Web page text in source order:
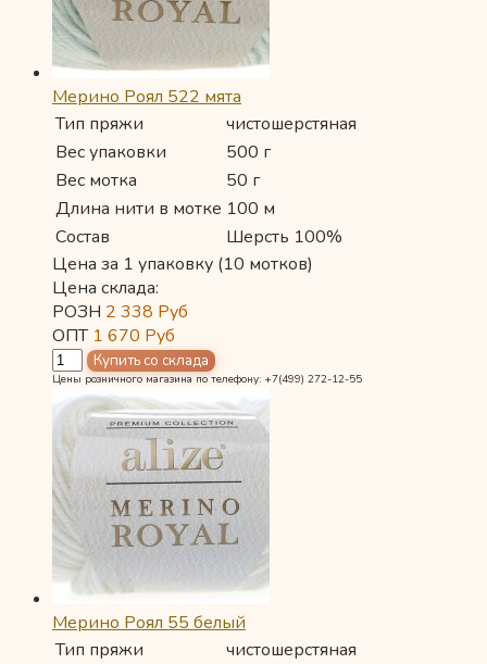
Мерино Роял 522 мята
Тип пряжи
чистошерстяная
Вес упаковки
500 г
Вес мотка
50 г
Длина нити в мотке 100 м
Состав
Шерсть 100%
Цена за 1 упаковку (10 мотков)
Цена склада:
РОЗН 2 338 Руб
ОПТ 1 670 Руб
Цены розничного магазина по телефону: +7(499) 272-12-55
Мерино Роял 55 белый
Тип пряжи
чистошерстяная